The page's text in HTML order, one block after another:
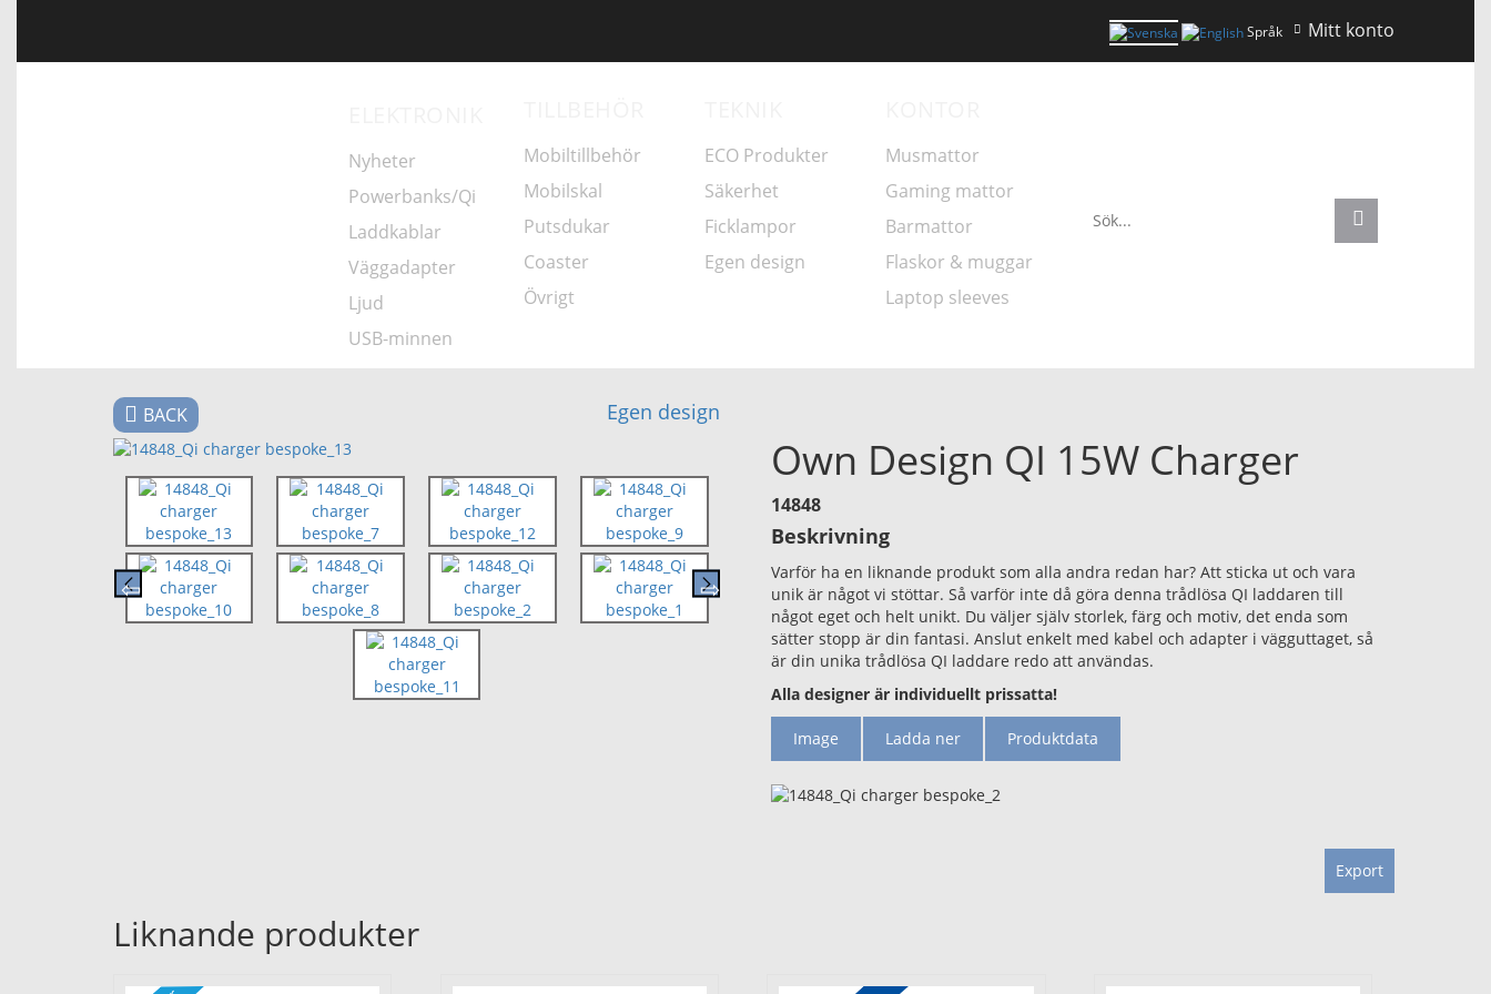
Språk Mitt konto
Nyheter
Powerbanks/Qi
Laddkablar
Väggadapter
Ljud
USB-minnen
Mobiltillbehör
Mobilskal
Putsdukar
Coaster
Övrigt
ECO Produkter
Säkerhet
Ficklampor
Egen design
Musmattor
Gaming mattor
Barmattor
Flaskor & muggar
Laptop sleeves
BACK Egen design
Own Design QI 15W Charger
14848
Beskrivning
Varför ha en liknande produkt som alla andra redan har? Att sticka ut och vara
unik är något vi stöttar. Så varför inte då göra denna trådlösa QI laddaren till
något eget och helt unikt. Du väljer själv storlek, färg och motiv, det enda som
sätter stopp är din fantasi. Anslut enkelt med kabel och adapter i vägguttaget, så
är din unika trådlösa QI laddare redo att användas.
Alla designer är individuellt prissatta!
Image Ladda ner Produktdata
Export
Liknande produkter